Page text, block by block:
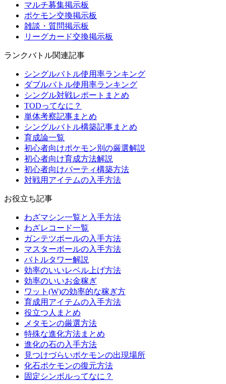
マルチ募集掲示板
ポケモン交換掲示板
雑談・質問掲示板
リーグカード交換掲示板
ランクバトル関連記事
シングルバトル使用率ランキング
ダブルバトル使用率ランキング
シングル対戦レポートまとめ
TODってなに？
単体考察記事まとめ
シングルバトル構築記事まとめ
育成論一覧
初心者向けポケモン別の厳選解説
初心者向け育成方法解説
初心者向けパーティ構築方法
対戦用アイテムの入手方法
お役立ち記事
わざマシン一覧と入手方法
わざレコード一覧
ガンテツボールの入手方法
マスターボールの入手方法
バトルタワー解説
効率のいいレベル上げ方法
効率のいいお金稼ぎ
ワット(W)の効率的な稼ぎ方
育成用アイテムの入手方法
役立つ人まとめ
メタモンの厳選方法
特殊な進化方法まとめ
進化の石の入手方法
見つけづらいポケモンの出現場所
化石ポケモンの復元方法
固定シンボルってなに？